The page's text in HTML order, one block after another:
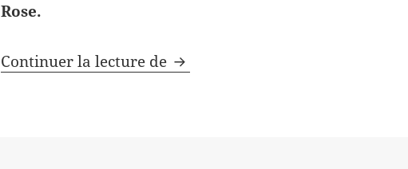
Rose.
Continuer la lecture de Grand succès du concert orgue